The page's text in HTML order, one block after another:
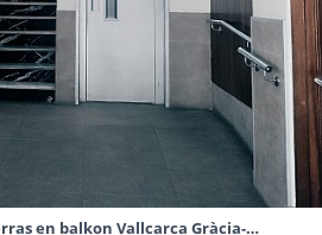
en balkon Vallcarca Gràcia-